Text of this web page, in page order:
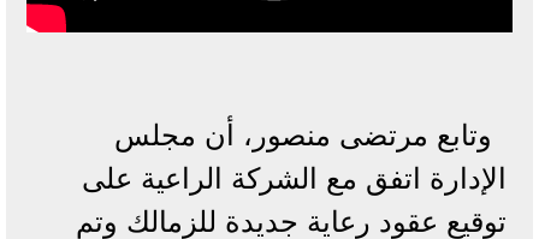
وتابع مرتضى منصور، أن مجلس
الإدارة اتفق مع الشركة الراعية على
توقيع عقود رعاية جديدة للزمالك وتم